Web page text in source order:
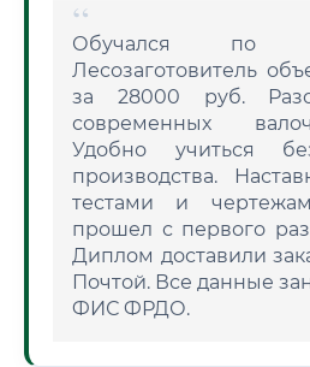
Обучался по
Лесозаготовитель
за 28000 руб.
современных
Удобно учиться
производства.
тестами и
прошел с первого
Диплом доставили
Почтой. Все данные
ФИС ФРДО.